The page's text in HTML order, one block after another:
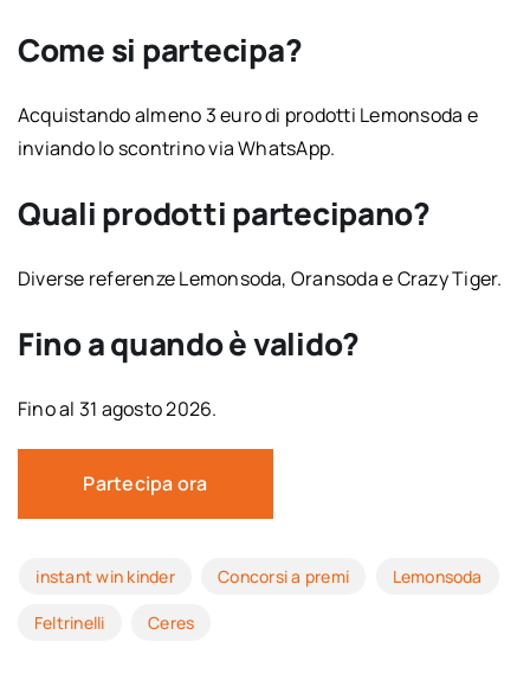
Come si partecipa?
Acquistando almeno 3 euro di prodotti Lemonsoda e
inviando lo scontrino via WhatsApp.
Quali prodotti partecipano?
Diverse referenze Lemonsoda, Oransoda e Crazy Tiger.
Fino a quando è valido?
Fino al 31 agosto 2026.
Partecipa ora
instant win kinder Concorsi a premi Lemonsoda
Feltrinelli Ceres